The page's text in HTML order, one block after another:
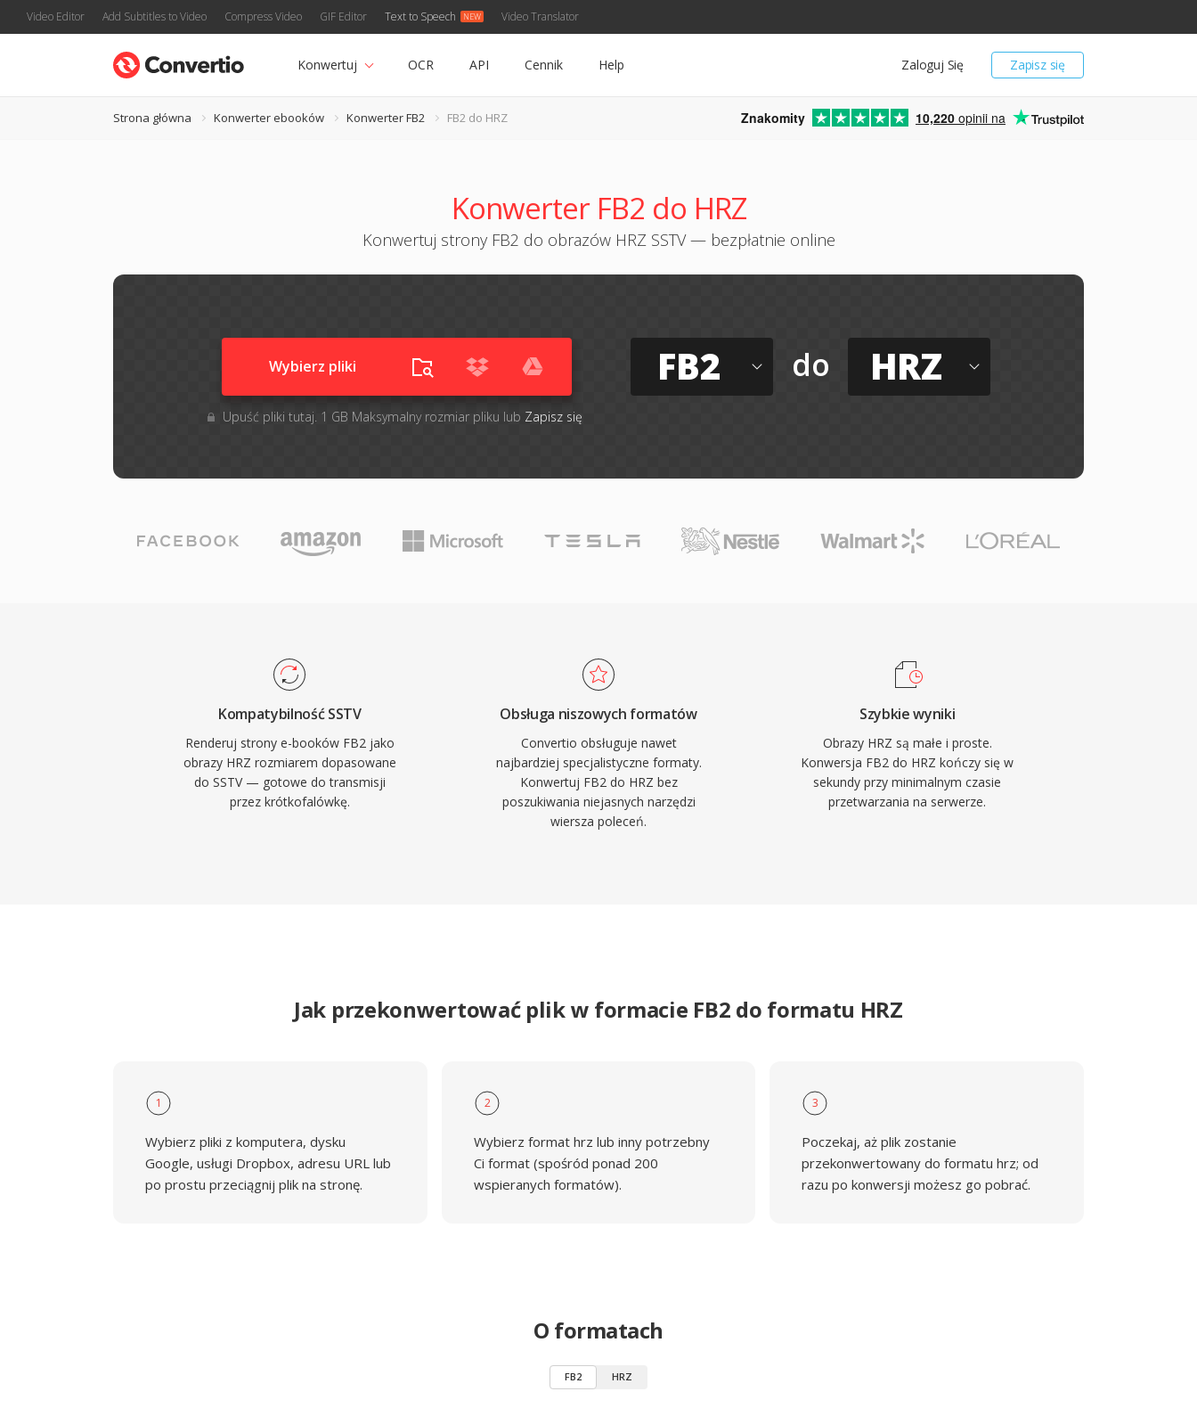
Video Editor Add Subtitles to Video Compress Video GIF Editor Text to Speech Video Translator
Zapisz się
Zaloguj Się
Konwertuj OCR API Cennik Help
Strona główna Konwerter ebooków Konwerter FB2 FB2 do HRZ Znakomity 10,220 opinii na
Konwerter FB2 do HRZ
Konwertuj strony FB2 do obrazów HRZ SSTV — bezpłatnie online
Wybierz pliki
Upuść pliki tutaj. 1 GB Maksymalny rozmiar pliku lub Zapisz się
FB2 do HRZ
Kompatybilność SSTV
Renderuj strony e-booków FB2 jako
obrazy HRZ rozmiarem dopasowane
do SSTV — gotowe do transmisji
przez krótkofalówkę.
Obsługa niszowych formatów
Convertio obsługuje nawet
najbardziej specjalistyczne formaty.
Konwertuj FB2 do HRZ bez
poszukiwania niejasnych narzędzi
wiersza poleceń.
Szybkie wyniki
Obrazy HRZ są małe i proste.
Konwersja FB2 do HRZ kończy się w
sekundy przy minimalnym czasie
przetwarzania na serwerze.
Jak przekonwertować plik w formacie FB2 do formatu HRZ
1
Wybierz pliki z komputera, dysku
Google, usługi Dropbox, adresu URL lub
po prostu przeciągnij plik na stronę.
2
Wybierz format hrz lub inny potrzebny
Ci format (spośród ponad 200
wspieranych formatów).
3
Poczekaj, aż plik zostanie
przekonwertowany do formatu hrz; od
razu po konwersji możesz go pobrać.
O formatach
FB2 HRZ